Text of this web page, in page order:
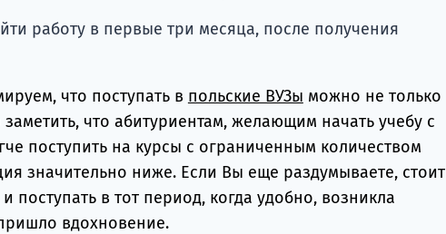
работу в первые три месяца, после получения
что поступать в польские ВУЗы можно не только
что абитуриентам, желающим начать учебу с
поступить на курсы с ограниченным количеством
значительно ниже. Если Вы еще раздумываете, стоит
поступать в тот период, когда удобно, возникла
вдохновение.